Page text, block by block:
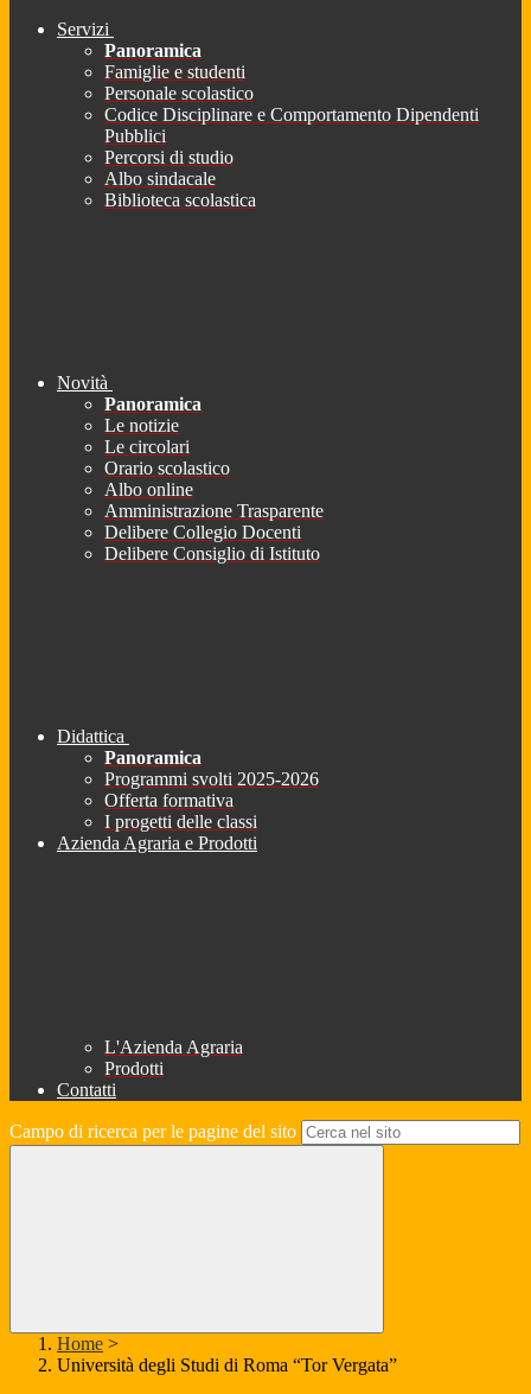
Servizi
Panoramica
Famiglie e studenti
Personale scolastico
Codice Disciplinare e Comportamento Dipendenti
Pubblici
Percorsi di studio
Albo sindacale
Biblioteca scolastica
Novità
Panoramica
Le notizie
Le circolari
Orario scolastico
Albo online
Amministrazione Trasparente
Delibere Collegio Docenti
Delibere Consiglio di Istituto
Didattica
Panoramica
Programmi svolti 2025-2026
Offerta formativa
I progetti delle classi
Azienda Agraria e Prodotti
L'Azienda Agraria
Prodotti
Contatti
Campo di ricerca per le pagine del sito
Home >
Università degli Studi di Roma “Tor Vergata”